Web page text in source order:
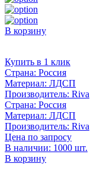
В корзину
Купить в 1 клик
Страна: Россия
Материал: ЛДСП
Производитель: Riva
Страна: Россия
Материал: ЛДСП
Производитель: Riva
Цена по запросу
В наличии: 1000 шт.
В корзину